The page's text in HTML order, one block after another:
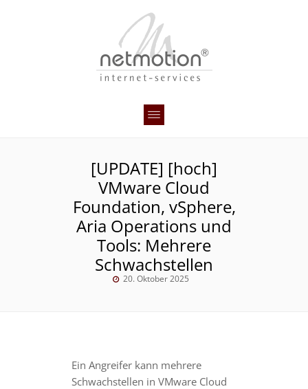
[UPDATE] [hoch]
VMware Cloud
Foundation, vSphere,
Aria Operations und
Tools: Mehrere
Schwachstellen
20. Oktober 2025
Ein Angreifer kann mehrere
Schwachstellen in VMware Cloud